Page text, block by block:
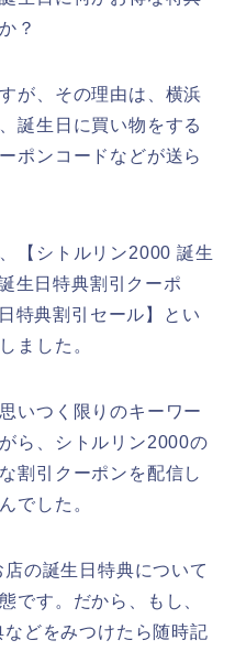
？
が、その理由は、横浜
誕生日に買い物をする
ポンコードなどが送ら
【シトルリン2000 誕生
生日特典割引クーポ
特典割引セール】とい
ました。
いつく限りのキーワー
ら、シトルリン2000の
割引クーポンを配信し
でした。
の誕生日特典について
です。だから、もし、
どをみつけたら随時記